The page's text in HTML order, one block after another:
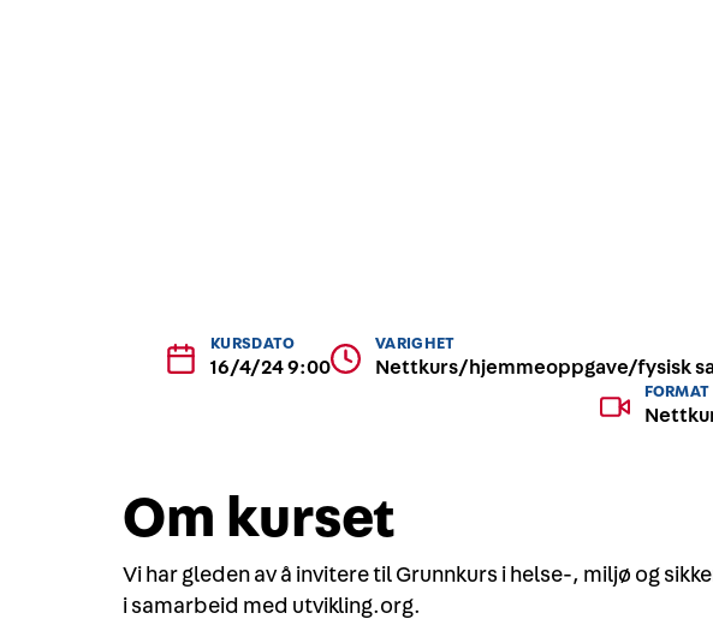
KURSDATO
16/4/24 9:00
VARIGHET
Nettkurs/hjemmeoppgave/fysisk
FORMAT
Om kurset
Vi har gleden av å invitere til Grunnkurs i helse-, miljø og
i samarbeid med utvikling.org.